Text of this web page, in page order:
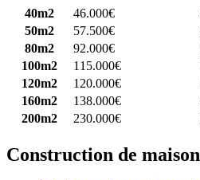
40m2
46.000€
50m2
57.500€
80m2
92.000€
100m2
115.000€
120m2
120.000€
160m2
138.000€
200m2
230.000€
Construction de maison